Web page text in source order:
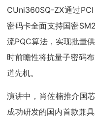
CUni360SQ-ZX通过PCI
密码卡全面支持国密
流PQC算法，实现批量
时前瞻性将抗量子密码
道先机。
演讲中，肖佐楠推介国
成功研发的国内首款兼